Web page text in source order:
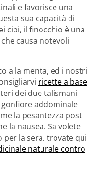
e favorisce una
sua capacità di
cibi, il finocchio è una
causa notevoli
alla menta, ed i nostri
ricette a base
dei due talismani
addominale
la pesantezza post
la nausea. Sa volete
per la sera, trovate qui
naturale contro